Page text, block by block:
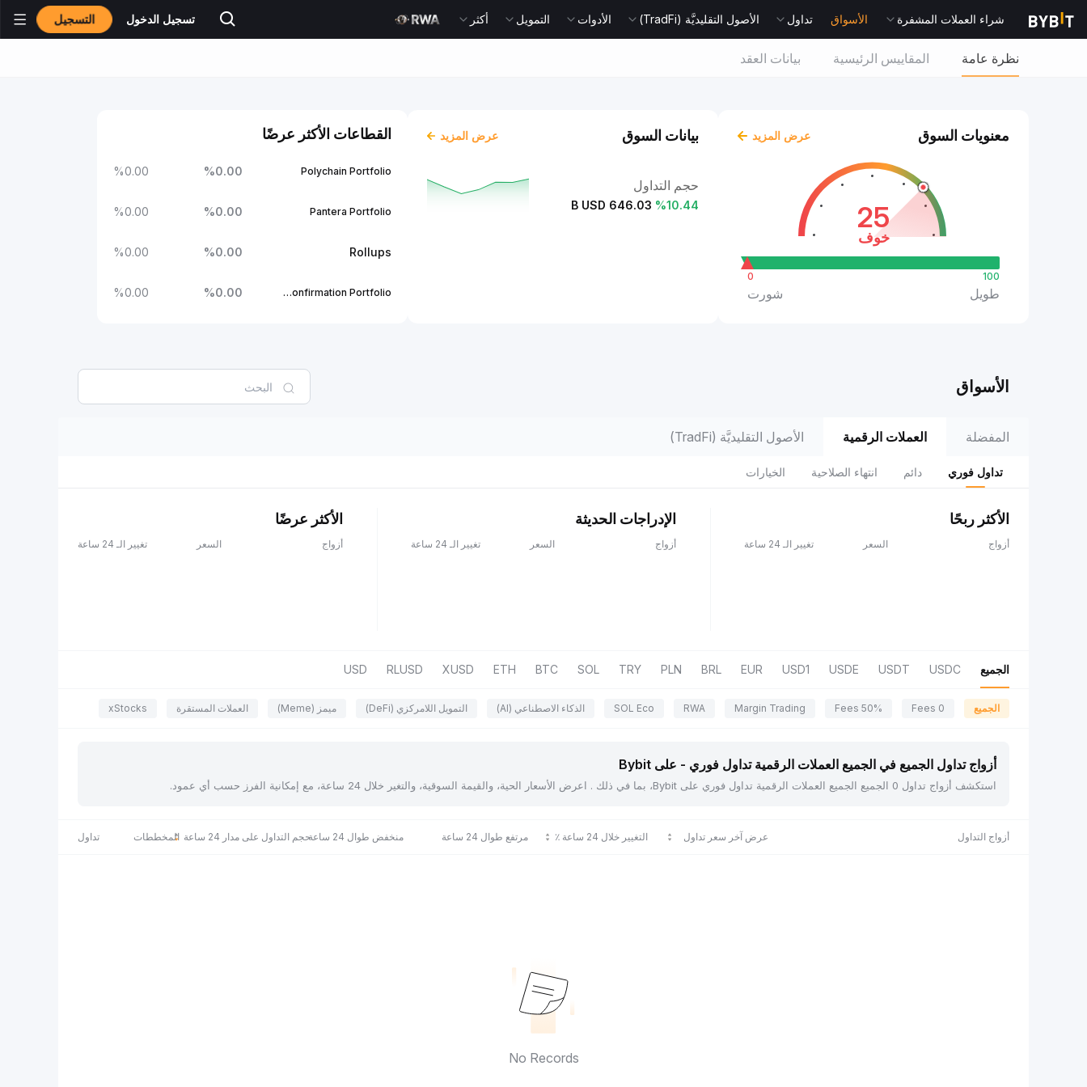
شراء العملات المشفرة الأسواق تداول الأصول التقليديَّة (TradFi) الأدوات التمويل أكثر تسجيل الدخول التسجيل
نظرة عامة المقاييس الرئيسية بيانات العقد
معنويات السوق عرض المزيد
25
خوف
100
طويل
0
شورت
بيانات السوق عرض المزيد
حجم التداول
10.44
%
646.03 B USD
القطاعات الأكثر عرضًا
Polychain Portfolio
0.00
%
0.00
%
Pantera Portfolio
0.00
%
0.00
%
Rollups
0.00
%
0.00
%
1Confirmation Portfolio
0.00
%
0.00
%
الأسواق
المفضلة العملات الرقمية الأصول التقليديَّة (TradFi)
تداول فوري دائم انتهاء الصلاحية الخيارات
الأكثر ربحًا
أزواج السعر تغيير الـ 24 ساعة
الإدراجات الحديثة
أزواج السعر تغيير الـ 24 ساعة
الأكثر عرضًا
أزواج السعر تغيير الـ 24 ساعة
الجميع USDC
USDT
USDE
USD1
EUR
BRL
PLN
TRY
SOL
BTC
ETH
XUSD
RLUSD
USD
الجميع 0 Fees
50% Fees
Margin Trading
RWA
SOL Eco الذكاء الاصطناعي (AI) التمويل اللامركزي (DeFi) ميمز (Meme) العملات المستقرة xStocks
أزواج تداول الجميع في الجميع العملات الرقمية تداول فوري - على Bybit
استكشف أزواج تداول 0 الجميع الجميع العملات الرقمية تداول فوري على Bybit، بما في ذلك . اعرض الأسعار الحية، والقيمة السوقية، والتغير خلال 24 ساعة، مع إمكانية الفرز حسب أي عمود.
أزواج التداول عرض آخر سعر تداول التغيير خلال 24 ساعة ٪ مرتفع طوال 24 ساعة منخفض طوال 24 ساعة حجم التداول على مدار 24 ساعة المخططات تداول
No Records